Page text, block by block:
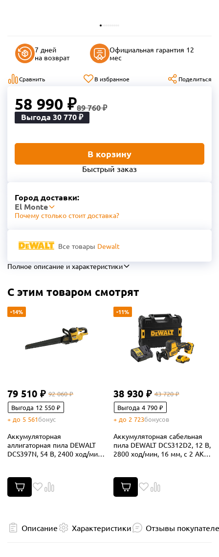
7 дней
на возврат
Официальная гарантия 12
мес
Сравнить В избранное Поделиться
58 990 ₽89 760 ₽
Выгода 30 770 ₽
В корзину
Быстрый заказ
Город доставки:
El Monte
Почему столько стоит доставка?
Все товары Dewalt
Полное описание и характеристики
С этим товаром смотрят
-14%
79 510 ₽ 92 060 ₽
Выгода 12 550 ₽
+ до 5 561бонус
Аккумуляторная
аллигаторная пила DEWALT
DCS397N, 54 В, 2400 ход/мин,
-11%
38 930 ₽ 43 720 ₽
Выгода 4 790 ₽
+ до 2 723бонусов
Аккумуляторная сабельная
пила DEWALT DCS312D2, 12 В,
2800 ход/мин, 16 мм, с 2 АКБ
Описание Характеристики Отзывы